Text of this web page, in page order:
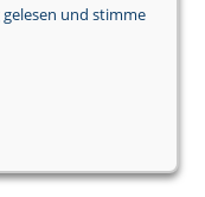
und stimme